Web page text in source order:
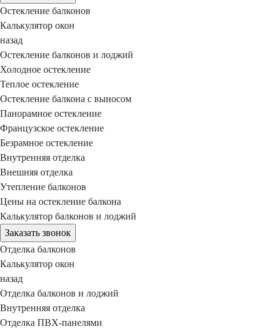
Остекление балконов
Калькулятор окон
назад
Остекление балконов и лоджий
Холодное остекление
Теплое остекление
Остекление балкона с выносом
Панорамное остекление
Французское остекление
Безрамное остекление
Внутренняя отделка
Внешняя отделка
Утепление балконов
Цены на остекление балкона
Калькулятор балконов и лоджий
Заказать звонок
Отделка балконов
Калькулятор окон
назад
Отделка балконов и лоджий
Внутренняя отделка
Отделка ПВХ-панелями